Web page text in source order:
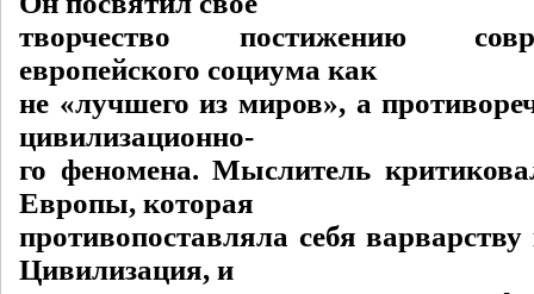
творчество постижению
европейского социума как
не «лучшего из миров», а
цивилизационно-
го феномена. Мыслитель
Европы, которая
противопоставляла себя
Цивилизация, и